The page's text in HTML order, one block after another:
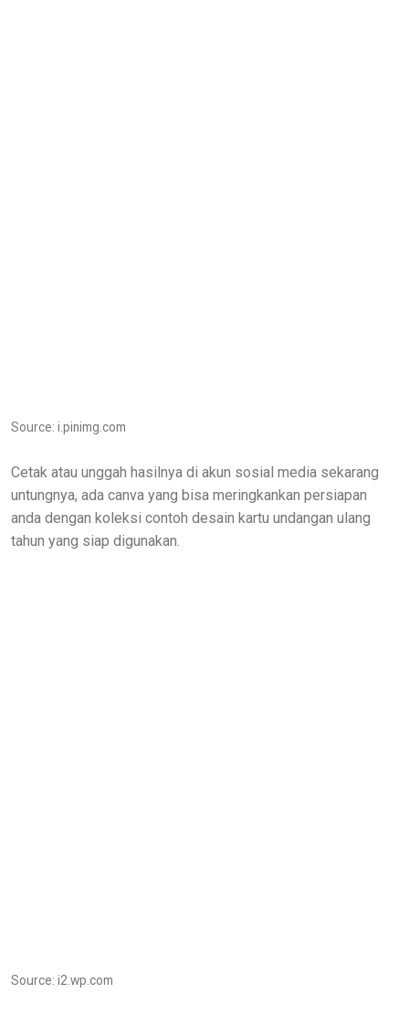
Source: i.pinimg.com
Cetak atau unggah hasilnya di akun sosial media sekarang
untungnya, ada canva yang bisa meringkankan persiapan
anda dengan koleksi contoh desain kartu undangan ulang
tahun yang siap digunakan.
Source: i2.wp.com